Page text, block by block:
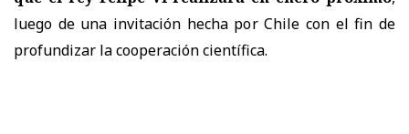
luego de una invitación hecha por Chile con el fin de
profundizar la cooperación científica.